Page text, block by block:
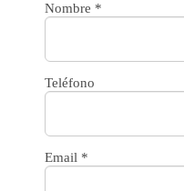
Nombre *
Teléfono
Email *